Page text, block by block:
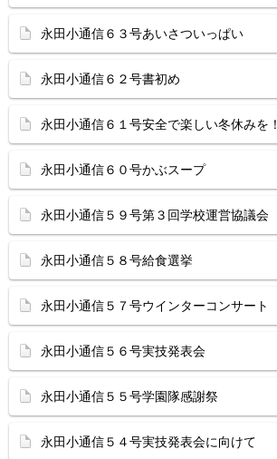
永田小通信６３号あいさついっぱい
永田小通信６２号書初め
永田小通信６１号安全で楽しい冬休みを！
永田小通信６０号かぶスープ
永田小通信５９号第３回学校運営協議会
永田小通信５８号給食選挙
永田小通信５７号ウインターコンサート
永田小通信５６号実技発表会
永田小通信５５号学園隊感謝祭
永田小通信５４号実技発表会に向けて